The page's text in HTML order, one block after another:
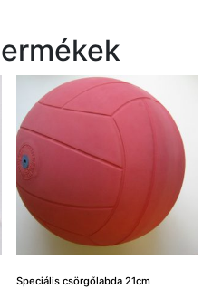
Speciális csörgőlabda 21cm